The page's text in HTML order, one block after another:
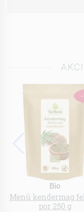
Bio
Menü kendermag
por 250 g